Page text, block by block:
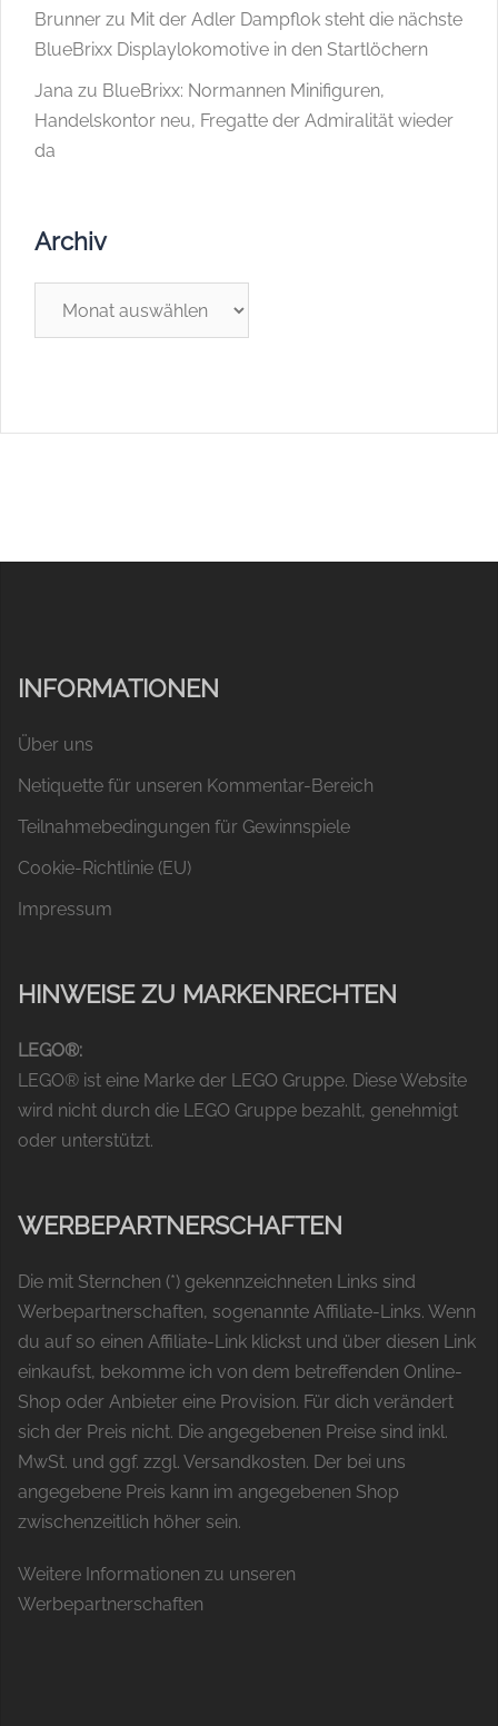
Brunner zu Mit der Adler Dampflok steht die nächste
BlueBrixx Displaylokomotive in den Startlöchern
Jana zu BlueBrixx: Normannen Minifiguren,
Handelskontor neu, Fregatte der Admiralität wieder
da
Archiv
INFORMATIONEN
Über uns
Netiquette für unseren Kommentar-Bereich
Teilnahmebedingungen für Gewinnspiele
Cookie-Richtlinie (EU)
Impressum
HINWEISE ZU MARKENRECHTEN
LEGO®:
LEGO® ist eine Marke der LEGO Gruppe. Diese Website
wird nicht durch die LEGO Gruppe bezahlt, genehmigt
oder unterstützt.
WERBEPARTNERSCHAFTEN
Die mit Sternchen (*) gekennzeichneten Links sind
Werbepartnerschaften, sogenannte Affiliate-Links. Wenn
du auf so einen Affiliate-Link klickst und über diesen Link
einkaufst, bekomme ich von dem betreffenden Online-
Shop oder Anbieter eine Provision. Für dich verändert
sich der Preis nicht. Die angegebenen Preise sind inkl.
MwSt. und ggf. zzgl. Versandkosten. Der bei uns
angegebene Preis kann im angegebenen Shop
zwischenzeitlich höher sein.
Weitere Informationen zu unseren
Werbepartnerschaften